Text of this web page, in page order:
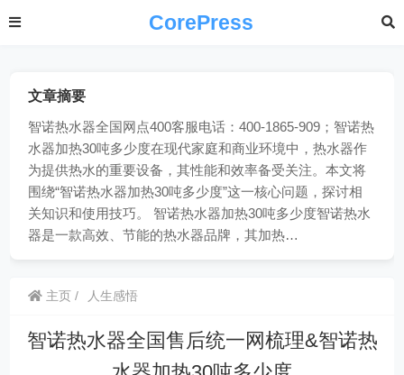
CorePress
文章摘要
智诺热水器全国网点400客服电话：400-1865-909；智诺热
水器加热30吨多少度在现代家庭和商业环境中，热水器作
为提供热水的重要设备，其性能和效率备受关注。本文将
围绕“智诺热水器加热30吨多少度”这一核心问题，探讨相
关知识和使用技巧。 智诺热水器加热30吨多少度智诺热水
器是一款高效、节能的热水器品牌，其加热…
主页 人生感悟
智诺热水器全国售后统一网梳理&智诺热